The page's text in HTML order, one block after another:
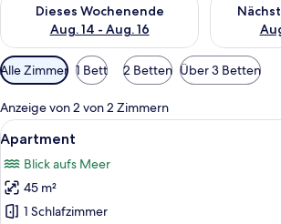
Dieses Wochenende
Aug. 14 - Aug. 16
Verfügbare
Filter
für
Zimmer
Alle Zimmer 1 Bett 2 Betten Über 3 Betten
Anzeige von 2 von 2 Zimmern
Alle
Fotos
für
Apartment
anzeigen
Apartment |
7
Apartment
Blick aufs Meer
45 m²
1 Schlafzimmer